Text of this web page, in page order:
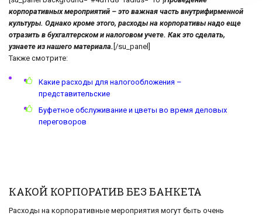
корпоративных мероприятий – это важная часть внутрифирменной
культуры. Однако кроме этого, расходы на корпоративы надо еще
отразить в бухгалтерском и налоговом учете. Как это сделать,
узнаете из нашего материала. [/su_panel]
Также смотрите:
Какие расходы для налогообложения –
представительские
Буфетное обслуживание и цветы во время деловых
переговоров
КАКОЙ КОРПОРАТИВ БЕЗ БАНКЕТА
Расходы на корпоративные мероприятия могут быть очень